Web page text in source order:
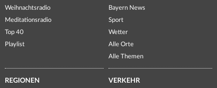
Weihnachtsradio
Meditationsradio
Top 40
Playlist
Bayern News
Sport
Wetter
Alle Orte
Alle Themen
REGIONEN VERKEHR